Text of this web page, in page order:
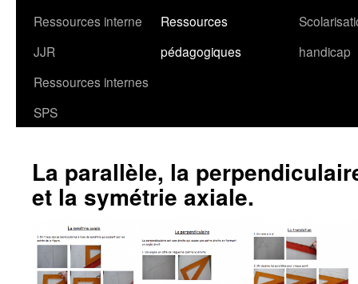
Ressources interne
JJR
Ressources
pédagogiques
handicap
Ressources internes
SPS
La parallèle, la
et la symétrie axiale.